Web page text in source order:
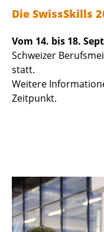
Die SwissSkills
Vom 14. bis 18.
Schweizer
statt.
Weitere
Zeitpunkt.